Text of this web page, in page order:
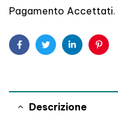
Pagamento Accettati.
FacebookTwitterLinkedin
Descrizione